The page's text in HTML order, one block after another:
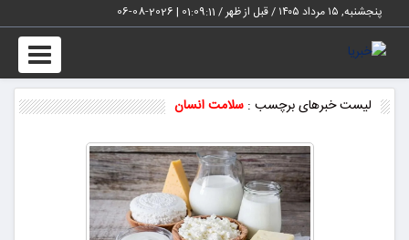
پنجشنبه, ۱۵ مرداد ۱۴۰۵ / قبل از ظهر / 01:09:12
|
2026-08-06
Toggle
لیست خبرهای برچسب : سلامت انسان